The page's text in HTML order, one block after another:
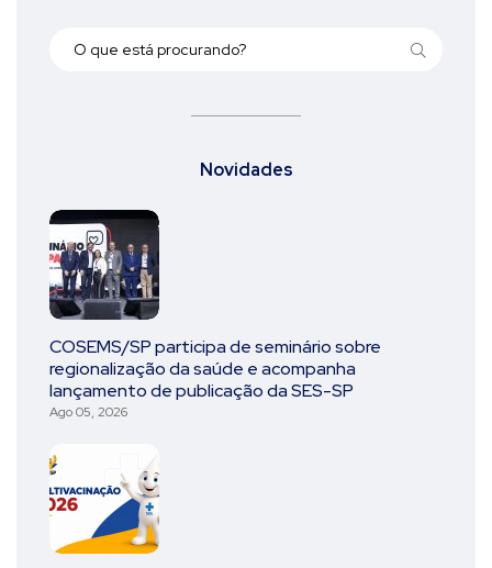
Novidades
COSEMS/SP participa de seminário sobre
regionalização da saúde e acompanha
lançamento de publicação da SES-SP
Ago 05, 2026